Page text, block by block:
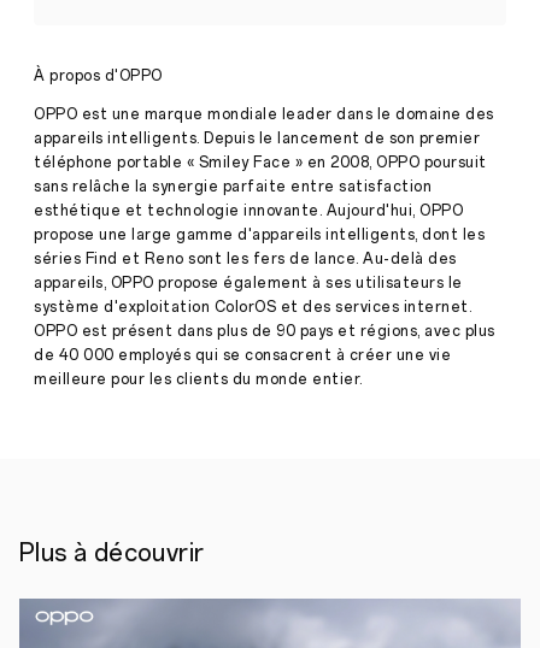
grande
facilité
d'utilisation
et
superbe
designPress
· avr.
15,
2021
OPPO
A54
5G
A74
beau
design
À propos d'OPPO
OPPO est une marque mondiale leader dans le domaine des
appareils intelligents. Depuis le lancement de son premier
téléphone portable « Smiley Face » en 2008, OPPO poursuit
sans relâche la synergie parfaite entre satisfaction
esthétique et technologie innovante. Aujourd'hui, OPPO
propose une large gamme d'appareils intelligents, dont les
séries Find et Reno sont les fers de lance. Au-delà des
appareils, OPPO propose également à ses utilisateurs le
système d'exploitation ColorOS et des services internet.
OPPO est présent dans plus de 90 pays et régions, avec plus
de 40 000 employés qui se consacrent à créer une vie
meilleure pour les clients du monde entier.
Plus à découvrir